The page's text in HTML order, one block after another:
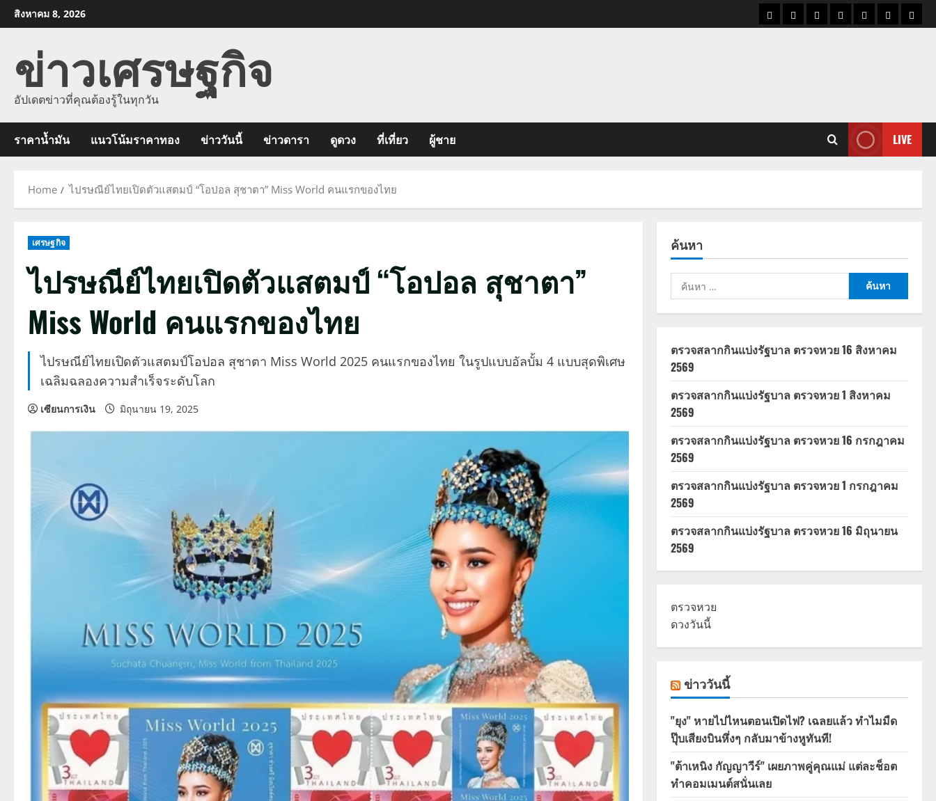
Skip
to
สิงหาคม 8, 2026
ราคาแนว
ข่าว
ข่าว
ดูด
ที่
ผู้ชา
ข่าวเศรษฐกิจ
อัปเดตข่าวที่คุณต้องรู้ในทุกวัน
ราคาน้ำมัน แนวโน้มราคาทอง ข่าววันนี้ ข่าวดารา ดูดวง ที่เที่ยว ผู้ชาย LIVE
Home ไปรษณีย์ไทยเปิดตัวแสตมป์ “โอปอล สุชาตา” Miss World คนแรกของไทย
เศรษฐกิจ
ไปรษณีย์ไทยเปิดตัวแสตมป์ “โอปอล สุชาตา”
Miss World คนแรกของไทย
ไปรษณีย์ไทยเปิดตัวแสตมป์โอปอล สุชาตา Miss World 2025 คนแรกของไทย ในรูปแบบอัลบั้ม 4 แบบสุดพิเศษ
เฉลิมฉลองความสำเร็จระดับโลก
เซียนการเงิน มิถุนายน 19, 2025
ค้นหา
ค้นหา
สำหรับ:
ตรวจสลากกินแบ่งรัฐบาล ตรวจหวย 16 สิงหาคม
2569
ตรวจสลากกินแบ่งรัฐบาล ตรวจหวย 1 สิงหาคม
2569
ตรวจสลากกินแบ่งรัฐบาล ตรวจหวย 16 กรกฎาคม
2569
ตรวจสลากกินแบ่งรัฐบาล ตรวจหวย 1 กรกฎาคม
2569
ตรวจสลากกินแบ่งรัฐบาล ตรวจหวย 16 มิถุนายน
2569
ตรวจหวย
ดวงวันนี้
ข่าววันนี้
"ยุง" หายไปไหนตอนเปิดไฟ? เฉลยแล้ว ทำไมมืด
ปุ๊บเสียงบินหึ่งๆ กลับมาข้างหูทันที!
"ต้าเหนิง กัญญาวีร์" เผยภาพคู่คุณแม่ แต่ละช็อต
ทำคอมเมนต์สนั่นเลย